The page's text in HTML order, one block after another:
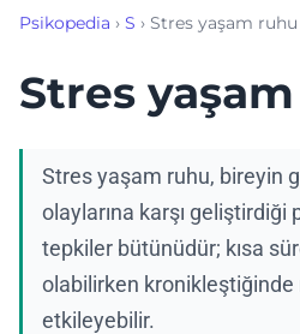
Psikopedia › S › Stres yaşam ruhu
Stres
Stres yaşam ruhu, bireyin
olaylarına karşı
tepkiler bütünüdür; kısa
olabilirken kronikleştiğinde
etkileyebilir.